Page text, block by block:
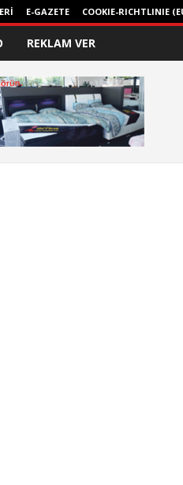
E-GAZETE COOKIE-RICHTLINIE
REKLAM VER